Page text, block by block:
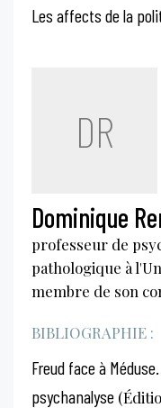
Les affects de la
DR
Dominique
professeur de
pathologique à
membre de son
BIBLIOGRAPHIE :
Freud face à
psychanalyse